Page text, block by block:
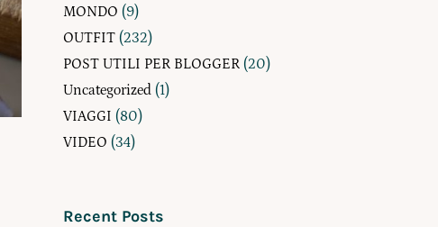
MONDO (9)
OUTFIT (232)
POST UTILI PER BLOGGER (20)
Uncategorized (1)
VIAGGI (80)
VIDEO (34)
Recent Posts